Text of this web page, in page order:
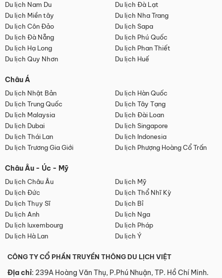
Du lịch Nam Du
Du lịch Đà Lạt
Du lịch Miền tây
Du lịch Nha Trang
Du lịch Côn Đảo
Du lịch Sapa
Du lịch Đà Nẵng
Du lịch Phú Quốc
Du lịch Hạ Long
Du lịch Phan Thiết
Du lịch Quy Nhơn
Du lịch Huế
Châu Á
Du lịch Nhật Bản
Du lịch Hàn Quốc
Du lịch Trung Quốc
Du lịch Tây Tạng
Du lịch Malaysia
Du lịch Đài Loan
Du lịch Dubai
Du lịch Singapore
Du lịch Thái Lan
Du lịch Indonesia
Du lịch Trương Gia Giới
Du lịch Phượng Hoàng Cổ Trấn
Châu Âu - Úc - Mỹ
Du lịch Châu Âu
Du lịch Mỹ
Du lịch Đức
Du lịch Thổ Nhĩ Kỳ
Du lịch Thụy Sĩ
Du lịch Bỉ
Du lịch Anh
Du lịch Nga
Du lịch luxembourg
Du lịch Pháp
Du lịch Hà Lan
Du lịch Ý
CÔNG TY CỔ PHẦN TRUYỀN THÔNG DU LỊCH VIỆT
Địa chỉ: 239A Hoàng Văn Thụ, P.Phú Nhuận, TP. Hồ Chí Minh.